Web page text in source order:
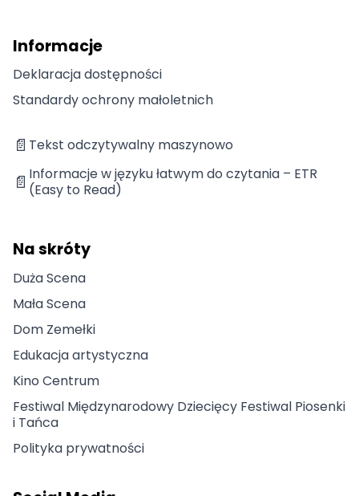
Informacje
Deklaracja dostępności
Standardy ochrony małoletnich
📄 Tekst odczytywalny maszynowo
📄 Informacje w języku łatwym do czytania – ETR
(Easy to Read)
Na skróty
Duża Scena
Mała Scena
Dom Zemełki
Edukacja artystyczna
Kino Centrum
Festiwal Międzynarodowy Dziecięcy Festiwal Piosenki
i Tańca
Polityka prywatności